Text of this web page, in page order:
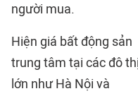
người mua.
Hiện giá bất động sản
trung tâm tại các đô thị
lớn như Hà Nội và